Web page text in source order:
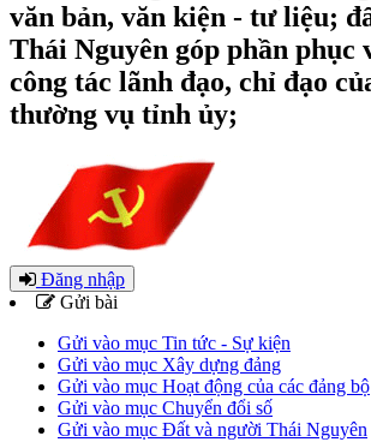
văn bản, văn kiện - tư liệu;
Thái Nguyên góp phần phục
công tác lãnh đạo, chỉ đạo
thường vụ tỉnh ủy;
Đăng nhập
Gửi bài
Gửi vào mục Tin tức - Sự kiện
Gửi vào mục Xây dựng đảng
Gửi vào mục Hoạt động của các đảng bộ
Gửi vào mục Chuyển đổi số
Gửi vào mục Đất và người Thái Nguyên